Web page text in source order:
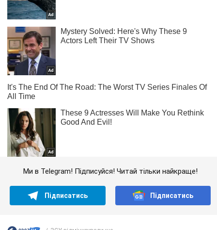
Ми в Telegram! Підписуйся! Читай тільки найкраще!
Підписатись Підписатись